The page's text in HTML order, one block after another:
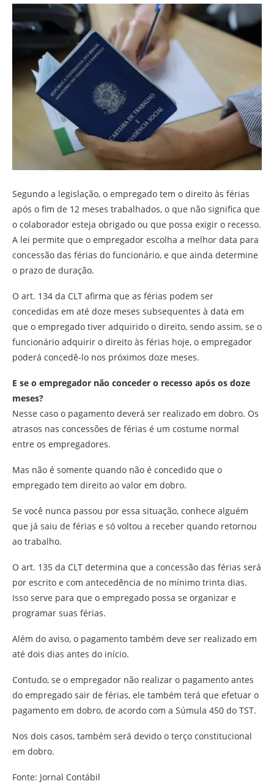
Segundo a legislação, o empregado tem o direito às férias
após o fim de 12 meses trabalhados, o que não significa que
o colaborador esteja obrigado ou que possa exigir o recesso.
A lei permite que o empregador escolha a melhor data para
concessão das férias do funcionário, e que ainda determine
o prazo de duração.
O art. 134 da CLT afirma que as férias podem ser
concedidas em até doze meses subsequentes à data em
que o empregado tiver adquirido o direito, sendo assim, se o
funcionário adquirir o direito às férias hoje, o empregador
poderá concedê-lo nos próximos doze meses.
E se o empregador não conceder o recesso após os doze
meses?
Nesse caso o pagamento deverá ser realizado em dobro. Os
atrasos nas concessões de férias é um costume normal
entre os empregadores.
Mas não é somente quando não é concedido que o
empregado tem direito ao valor em dobro.
Se você nunca passou por essa situação, conhece alguém
que já saiu de férias e só voltou a receber quando retornou
ao trabalho.
O art. 135 da CLT determina que a concessão das férias será
por escrito e com antecedência de no mínimo trinta dias.
Isso serve para que o empregado possa se organizar e
programar suas férias.
Além do aviso, o pagamento também deve ser realizado em
até dois dias antes do início.
Contudo, se o empregador não realizar o pagamento antes
do empregado sair de férias, ele também terá que efetuar o
pagamento em dobro, de acordo com a Súmula 450 do TST.
Nos dois casos, também será devido o terço constitucional
em dobro.
Fonte: Jornal Contábil